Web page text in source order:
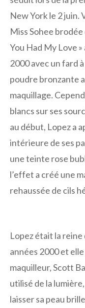
New York le 2 juin.
Miss Sohee
You Had My Love
2000 avec un fard
poudre bronzante
maquillage.
blancs sur ses
au début, Lopez a
intérieure de ses
une teinte rose
l’effet a créé une
rehaussée de cils
Lopez était la
années 2000 et
maquilleur, Scott
utilisé de la
laisser sa peau